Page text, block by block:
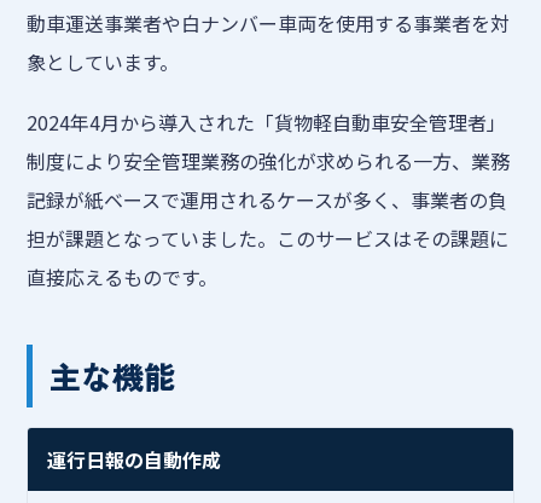
動車運送事業者や白ナンバー車両を使用する事業者を対
象としています。
2024年4月から導入された「貨物軽自動車安全管理者」
制度により安全管理業務の強化が求められる一方、業務
記録が紙ベースで運用されるケースが多く、事業者の負
担が課題となっていました。このサービスはその課題に
直接応えるものです。
主な機能
運行日報の自動作成